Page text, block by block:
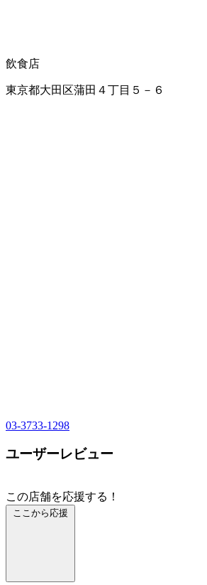
飲食店
東京都大田区蒲田４丁目５－６
03-3733-1298
ユーザーレビュー
この店舗を応援する！
ここから応援